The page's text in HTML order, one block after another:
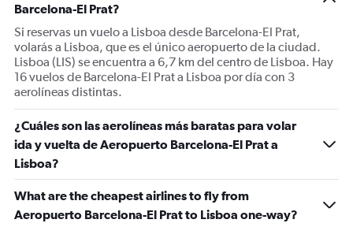
Barcelona-El Prat?
Si reservas un vuelo a Lisboa desde Barcelona-El Prat,
volarás a Lisboa, que es el único aeropuerto de la ciudad.
Lisboa (LIS) se encuentra a 6,7 km del centro de Lisboa. Hay
16 vuelos de Barcelona-El Prat a Lisboa por día con 3
aerolíneas distintas.
¿Cuáles son las aerolíneas más baratas para volar
ida y vuelta de Aeropuerto Barcelona-El Prat a
Lisboa?
What are the cheapest airlines to fly from
Aeropuerto Barcelona-El Prat to Lisboa one-way?